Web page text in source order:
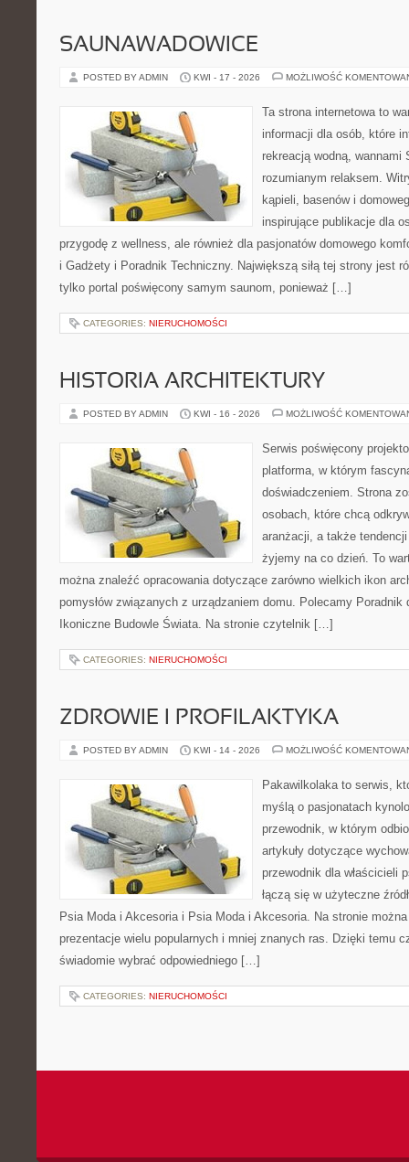
SAUNAWADOWICE
POSTED BY ADMIN KWI - 17 - 2026 MOŻLIWOŚĆ
Ta strona internetowa to
informacji dla osób, które
rekreacją wodną, wannami
rozumianym relaksem.
kąpieli, basenów i
inspirujące publikacje dla
przygodę z wellness, ale również dla pasjonatów domowego
i Gadżety i Poradnik Techniczny. Największą siłą tej strony jest
tylko portal poświęcony samym saunom, ponieważ […]
CATEGORIES: NIERUCHOMOŚCI
HISTORIA ARCHITEKTURY
POSTED BY ADMIN KWI - 16 - 2026 MOŻLIWOŚĆ
Serwis poświęcony
platforma, w którym
doświadczeniem. Strona
osobach, które chcą
aranżacji, a także
żyjemy na co dzień. To
można znaleźć opracowania dotyczące zarówno wielkich ikon
pomysłów związanych z urządzaniem domu. Polecamy Poradnik
Ikoniczne Budowle Świata. Na stronie czytelnik […]
CATEGORIES: NIERUCHOMOŚCI
ZDROWIE I PROFILAKTYKA
POSTED BY ADMIN KWI - 14 - 2026 MOŻLIWOŚĆ
Pakawilkolaka to serwis,
myślą o pasjonatach
przewodnik, w którym
artykuły dotyczące
przewodnik dla właścicieli
łączą się w użyteczne
Psia Moda i Akcesoria i Psia Moda i Akcesoria. Na stronie
prezentacje wielu popularnych i mniej znanych ras. Dzięki temu
świadomie wybrać odpowiedniego […]
CATEGORIES: NIERUCHOMOŚCI